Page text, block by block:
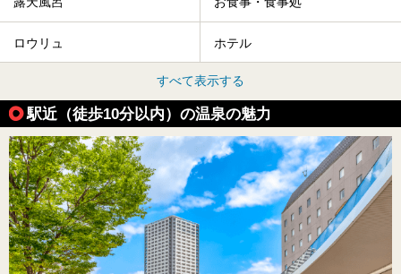
ロウリュ ホテル
すべて表示する
駅近（徒歩10分以内）の温泉の魅力